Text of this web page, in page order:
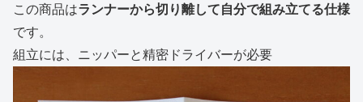
この商品はランナーから切り離して自分で組み立てる仕様
です。
組立には、ニッパーと精密ドライバーが必要